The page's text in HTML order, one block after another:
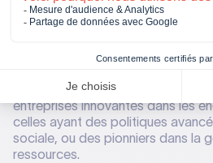
À l'inverse de l'exclusion, la
identifier et à investir dansles
des entreprises qui non
pour leurs pratiques durables.
entreprises innovantes dans les
celles ayant des politiques
sociale, ou des pionniers dans la
ressources.